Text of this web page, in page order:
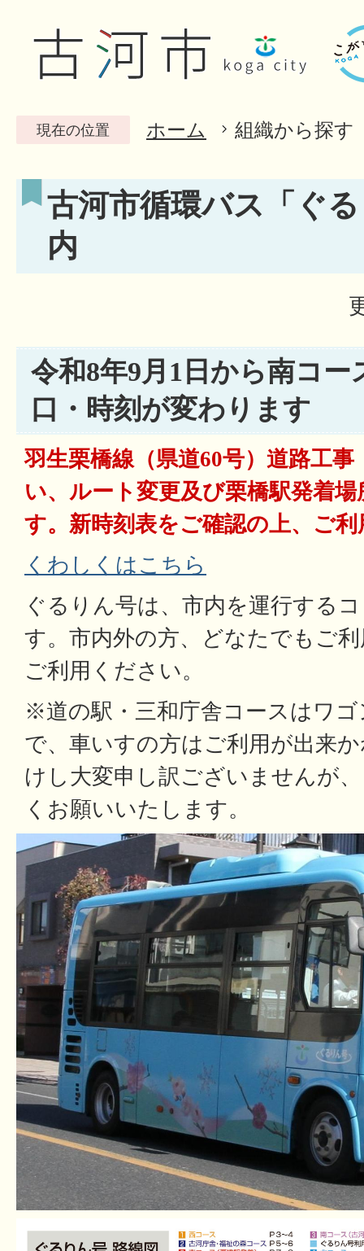
現在の位置 ホーム 組織から探す
古河市循環バス「ぐ
内
令和8年9月1日から南コー
口・時刻が変わります
羽生栗橋線（県道60号）道路工
い、ルート変更及び栗橋駅発着
す。新時刻表をご確認の上、ご
くわしくはこちら
ぐるりん号は、市内を運行する
す。市内外の方、どなたでもご
ご利用ください。
※道の駅・三和庁舎コースはワ
で、車いすの方はご利用が出来
けし大変申し訳ございませんが
くお願いいたします。